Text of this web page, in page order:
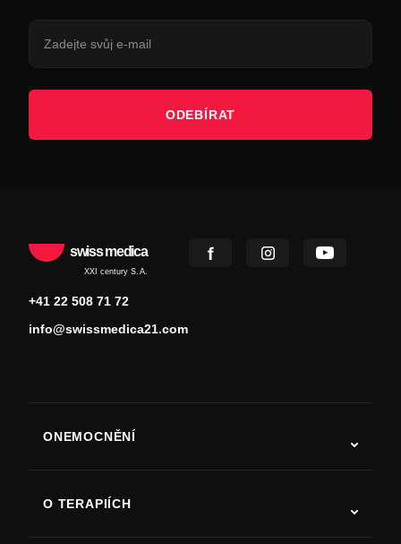
ODEBÍRAT
swiss medica
XXI century S.A.
+41 22 508 71 72
info@swissmedica21.com
ONEMOCNĚNÍ
O TERAPIÍCH